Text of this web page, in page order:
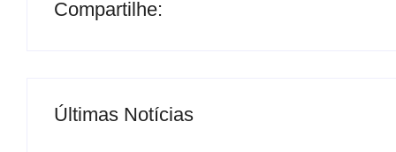
Compartilhe:
Últimas Notícias